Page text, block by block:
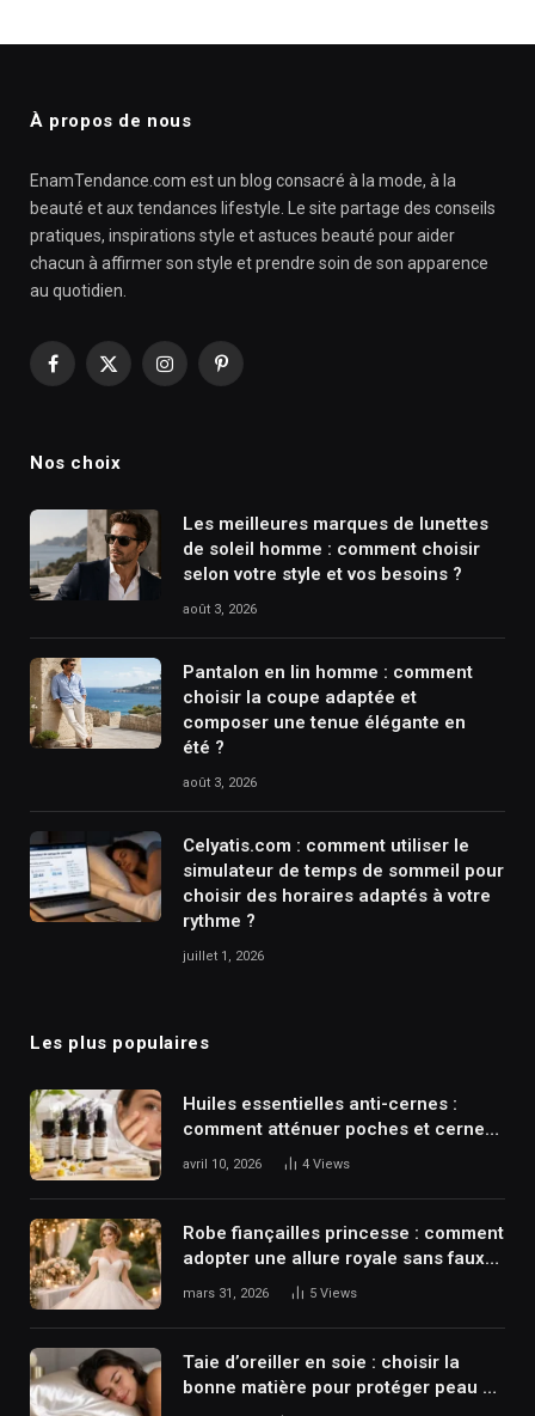
À propos de nous
EnamTendance.com est un blog consacré à la mode, à la
beauté et aux tendances lifestyle. Le site partage des conseils
pratiques, inspirations style et astuces beauté pour aider
chacun à affirmer son style et prendre soin de son apparence
au quotidien.
Facebook
X
InstagramPinterest
Nos choix
Les meilleures marques de lunettes
de soleil homme : comment choisir
selon votre style et vos besoins ?
août 3, 2026
Pantalon en lin homme : comment
choisir la coupe adaptée et
composer une tenue élégante en
été ?
août 3, 2026
Celyatis.com : comment utiliser le
simulateur de temps de sommeil pour
choisir des horaires adaptés à votre
rythme ?
juillet 1, 2026
Les plus populaires
Huiles essentielles anti-cernes :
comment atténuer poches et cernes
naturellement ?
avril 10, 2026 4 Views
Robe fiançailles princesse : comment
adopter une allure royale sans faux
pas ?
mars 31, 2026 5 Views
Taie d’oreiller en soie : choisir la
bonne matière pour protéger peau et